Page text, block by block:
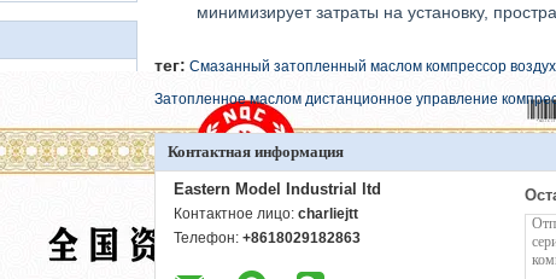
минимизирует затраты на установку,
тег: Смазанный затопленный маслом компрессор
Затопленное маслом дистанционное управление
Контактная информация
Eastern Model Industrial ltd
Контактное лицо: charliejtt
Телефон: +8618029182863